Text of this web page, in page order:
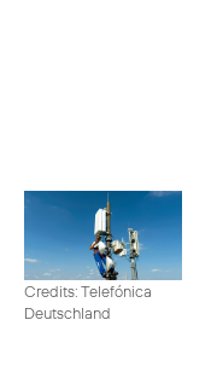
Credits: Telefónica
Deutschland